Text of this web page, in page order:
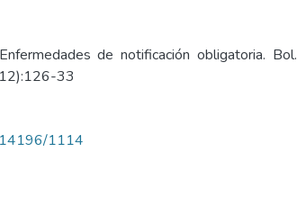
de notificación obligatoria. Bol.
33
1114